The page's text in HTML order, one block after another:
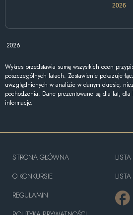
2026
2026
Wykres przedstawia sumę wszystkich ocen
poszczególnych latach. Zestawienie pokazuje
uwzględnionych w analizie w danym okresie,
pochodzenia. Dane prezentowane są dla lat, dla
informacje.
STRONA GŁÓWNA
O KONKURSIE
REGULAMIN